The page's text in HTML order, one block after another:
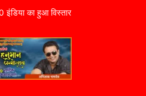
इंडिया का हुआ विस्तार